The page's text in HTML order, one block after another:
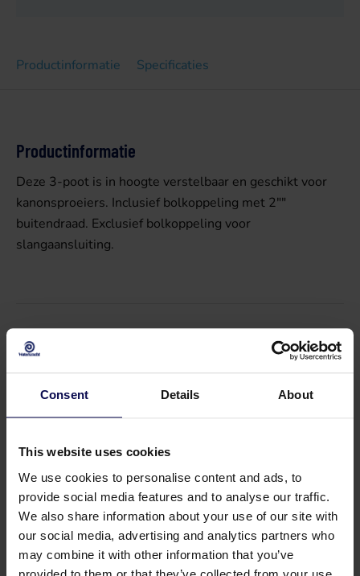
Consent Details About
This website uses cookies
We use cookies to personalise content and ads, to
provide social media features and to analyse our traffic.
We also share information about your use of our site with
our social media, advertising and analytics partners who
may combine it with other information that you’ve
Productinformatie Specificaties
Productinformatie
Deze 3-poot is in hoogte verstelbaar en geschikt voor
kanonsproeiers. Inclusief bolkoppeling met 2""
buitendraad. Exclusief bolkoppeling voor
slangaansluiting.
Gewicht 8,5